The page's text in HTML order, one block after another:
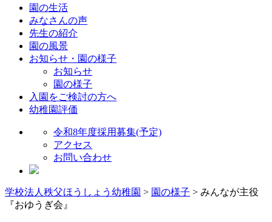
園の生活
みなさんの声
先生の紹介
園の風景
お知らせ・園の様子
お知らせ
園の様子
入園をご検討の方へ
幼稚園評価
令和8年度採用募集(予定)
アクセス
お問い合わせ
学校法人秩父ほうしょう幼稚園 > 園の様子 > みんなが主役
『おゆうぎ会』